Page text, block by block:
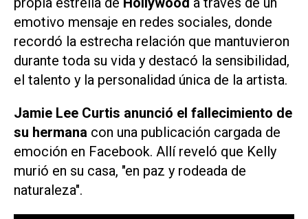
emotivo mensaje en redes sociales, donde
recordó la estrecha relación que mantuvieron
durante toda su vida y destacó la sensibilidad,
el talento y la personalidad única de la artista.
Jamie Lee Curtis anunció el fallecimiento de
su hermana con una publicación cargada de
emoción en Facebook. Allí reveló que Kelly
murió en su casa, "en paz y rodeada de
naturaleza".